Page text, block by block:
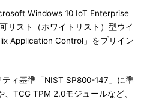
Windows 10 IoT Enterprise
リスト（ホワイトリスト）型ウイ
Application Control」をプリイン
ィ基準「NIST SP800-147」に準
TCG TPM 2.0モジュールなど、